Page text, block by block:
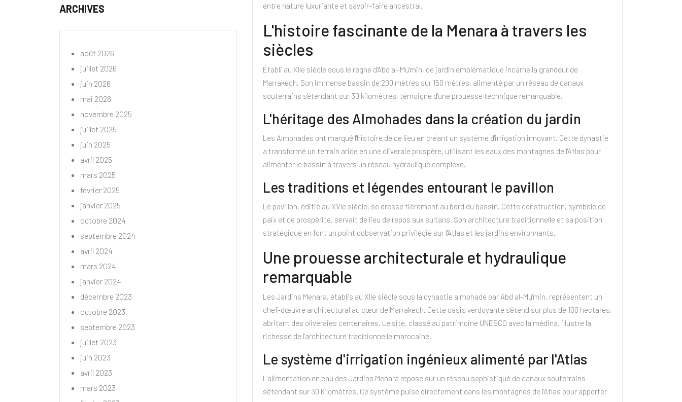
entre nature luxuriante et savoir-faire ancestral.
L'histoire fascinante de la Menara à travers les
siècles
Établi au XIIe siècle sous le règne d'Abd al-Mu'min, ce jardin emblématique incarne la grandeur de
Marrakech. Son immense bassin de 200 mètres sur 150 mètres, alimenté par un réseau de canaux
souterrains s'étendant sur 30 kilomètres, témoigne d'une prouesse technique remarquable.
L'héritage des Almohades dans la création du jardin
Les Almohades ont marqué l'histoire de ce lieu en créant un système d'irrigation innovant. Cette dynastie
a transformé un terrain aride en une oliveraie prospère, utilisant les eaux des montagnes de l'Atlas pour
alimenter le bassin à travers un réseau hydraulique complexe.
Les traditions et légendes entourant le pavillon
Le pavillon, édifié au XVIe siècle, se dresse fièrement au bord du bassin. Cette construction, symbole de
paix et de prospérité, servait de lieu de repos aux sultans. Son architecture traditionnelle et sa position
stratégique en font un point d'observation privilégié sur l'Atlas et les jardins environnants.
Une prouesse architecturale et hydraulique
remarquable
Les Jardins Menara, établis au XIIe siècle sous la dynastie almohade par Abd al-Mu'min, représentent un
chef-d'œuvre architectural au cœur de Marrakech. Cette oasis verdoyante s'étend sur plus de 100 hectares,
abritant des oliveraies centenaires. Le site, classé au patrimoine UNESCO avec la médina, illustre la
richesse de l'architecture traditionnelle marocaine.
Le système d'irrigation ingénieux alimenté par l'Atlas
L'alimentation en eau des Jardins Menara repose sur un réseau sophistiqué de canaux souterrains
s'étendant sur 30 kilomètres. Ce système puise directement dans les montagnes de l'Atlas pour apporter
ARCHIVES
août 2026
juillet 2026
juin 2026
mai 2026
novembre 2025
juillet 2025
juin 2025
avril 2025
mars 2025
février 2025
janvier 2025
octobre 2024
septembre 2024
avril 2024
mars 2024
janvier 2024
décembre 2023
octobre 2023
septembre 2023
juillet 2023
juin 2023
avril 2023
mars 2023